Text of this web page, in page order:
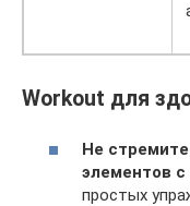
Workout для
Не
элементов
простых